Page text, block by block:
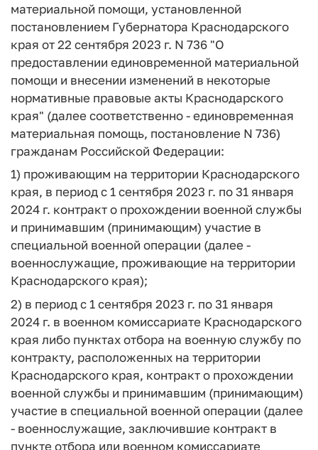
материальной помощи, установленной
постановлением Губернатора Краснодарского
края от 22 сентября 2023 г. N 736 "О
предоставлении единовременной материальной
помощи и внесении изменений в некоторые
нормативные правовые акты Краснодарского
края" (далее соответственно - единовременная
материальная помощь, постановление N 736)
гражданам Российской Федерации:
1) проживающим на территории Краснодарского
края, в период с 1 сентября 2023 г. по 31 января
2024 г. контракт о прохождении военной службы
и принимавшим (принимающим) участие в
специальной военной операции (далее -
военнослужащие, проживающие на территории
Краснодарского края);
2) в период с 1 сентября 2023 г. по 31 января
2024 г. в военном комиссариате Краснодарского
края либо пунктах отбора на военную службу по
контракту, расположенных на территории
Краснодарского края, контракт о прохождении
военной службы и принимавшим (принимающим)
участие в специальной военной операции (далее
- военнослужащие, заключившие контракт в
пункте отбора или военном комиссариате